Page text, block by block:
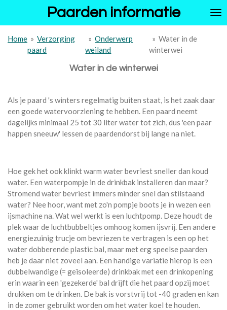
de
hoofdinhoud
Paarden informatie
Home » Verzorging
paard
» Onderwerp
weiland
» Water in de
winterwei
Water in de winterwei
Als je paard 's winters regelmatig buiten staat, is het zaak daar
een goede watervoorziening te hebben. Een paard neemt
dagelijks minimaal 25 tot 30 liter water tot zich, dus 'een paar
happen sneeuw' lessen de paardendorst bij lange na niet.
Hoe gek het ook klinkt warm water bevriest sneller dan koud
water. Een waterpompje in de drinkbak installeren dan maar?
Stromend water bevriest immers minder snel dan stilstaand
water? Nee hoor, want met zo'n pompje boots je in wezen een
ijsmachine na. Wat wel werkt is een luchtpomp. Deze houdt de
plek waar de luchtbubbeltjes omhoog komen ijsvrij. Een andere
energiezuinig trucje om bevriezen te vertragen is een op het
water dobberende plastic bal, maar met erg speelse paarden
heb je daar niet zoveel aan. Een handige variatie hierop is een
dubbelwandige (= geïsoleerde) drinkbak met een drinkopening
erin waarin een 'gezekerde' bal drijft die het paard opzij moet
drukken om te drinken. De bak is vorstvrij tot -40 graden en kan
in de zomer gebruikt worden om het water koel te houden.